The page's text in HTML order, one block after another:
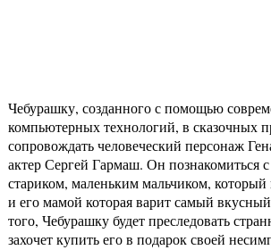
Чебурашку, созданного с помощью
компьютерных технологий, в сказочных
сопровождать человеческий персонаж
актер Сергей Гармаш. Он познакомиться
стариком, маленьким мальчиком, который
и его мамой которая варит самый
того, Чебурашку будет преследовать
захочет купить его в подарок своей